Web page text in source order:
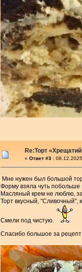
Re:Торт
« Ответ #3 :
Мне нужен был большой
Форму взяла чуть
Масляный крем не люблю,
Торт вкусный, "Сливочный",
Смели под чистую.
Спасибо большое за